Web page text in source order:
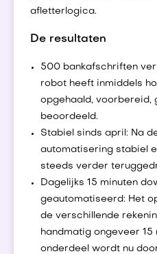
afletterlogica.
De resultaten
500 bankafschriften
robot heeft inmiddels
opgehaald, voorbereid,
beoordeeld.
Stabiel sinds april: Na
automatisering stabiel
steeds verder
Dagelijks 15 minuten
geautomatiseerd: Het
de verschillende
handmatig ongeveer
onderdeel wordt nu